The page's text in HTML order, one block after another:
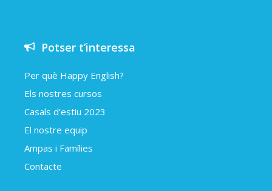
Potser t’interessa
Per què Happy English?
Els nostres cursos
Casals d’estiu 2023
El nostre equip
Ampas i Famílies
Contacte